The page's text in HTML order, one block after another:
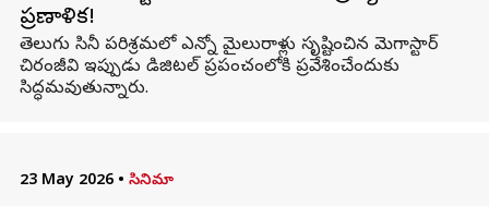
ప్రణాళిక!
తెలుగు సినీ పరిశ్రమలో ఎన్నో మైలురాళ్లు సృష్టించిన మెగాస్టార్
చిరంజీవి ఇప్పుడు డిజిటల్ ప్రపంచంలోకి ప్రవేశించేందుకు
సిద్ధమవుతున్నారు.
23 May 2026 • సినిమా